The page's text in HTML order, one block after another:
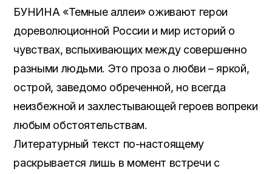
БУНИНА «Темные аллеи» оживают герои
дореволюционной России и мир историй о
чувствах, вспыхивающих между совершенно
разными людьми. Это проза о любви – яркой,
острой, заведомо обреченной, но всегда
неизбежной и захлестывающей героев вопреки
любым обстоятельствам.
Литературный текст по-настоящему
раскрывается лишь в момент встречи с